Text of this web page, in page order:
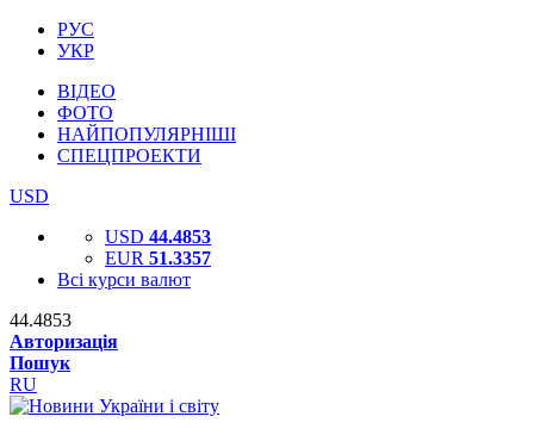
РУС
УКР
ВІДЕО
ФОТО
НАЙПОПУЛЯРНІШІ
СПЕЦПРОЕКТИ
USD
USD 44.4853
EUR 51.3357
Всі курси валют
44.4853
Авторизація
Пошук
RU